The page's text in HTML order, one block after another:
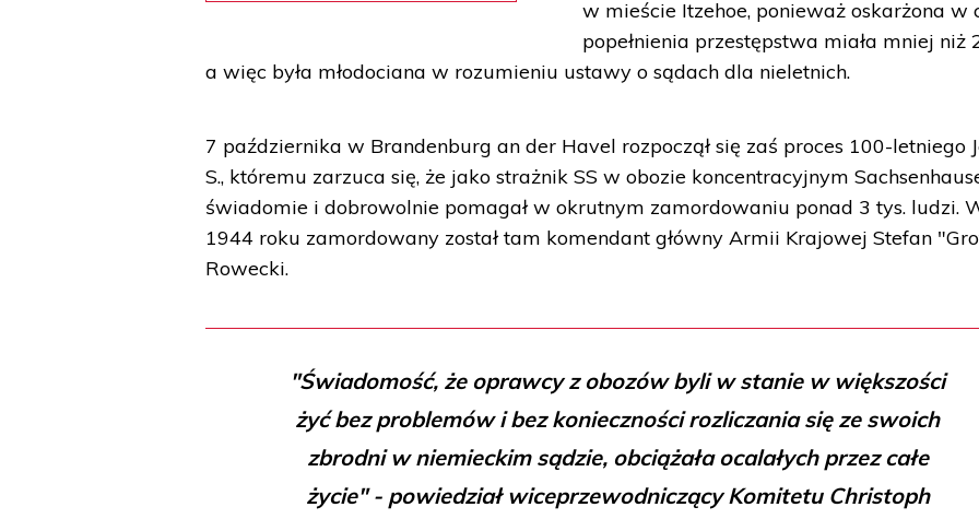
w mieście Itzehoe, ponieważ oskarżona w
popełnienia przestępstwa miała mniej niż
a więc była młodociana w rozumieniu ustawy o sądach dla nieletnich.
7 października w Brandenburg an der Havel rozpoczął się zaś proces 100-letniego
S., któremu zarzuca się, że jako strażnik SS w obozie koncentracyjnym
świadomie i dobrowolnie pomagał w okrutnym zamordowaniu ponad 3 tys. ludzi.
1944 roku zamordowany został tam komendant główny Armii Krajowej Stefan
Rowecki.
"Świadomość, że oprawcy z obozów byli w stanie w większości
żyć bez problemów i bez konieczności rozliczania się ze swoich
zbrodni w niemieckim sądzie, obciążała ocalałych przez całe
życie" - powiedział wiceprzewodniczący Komitetu Christoph